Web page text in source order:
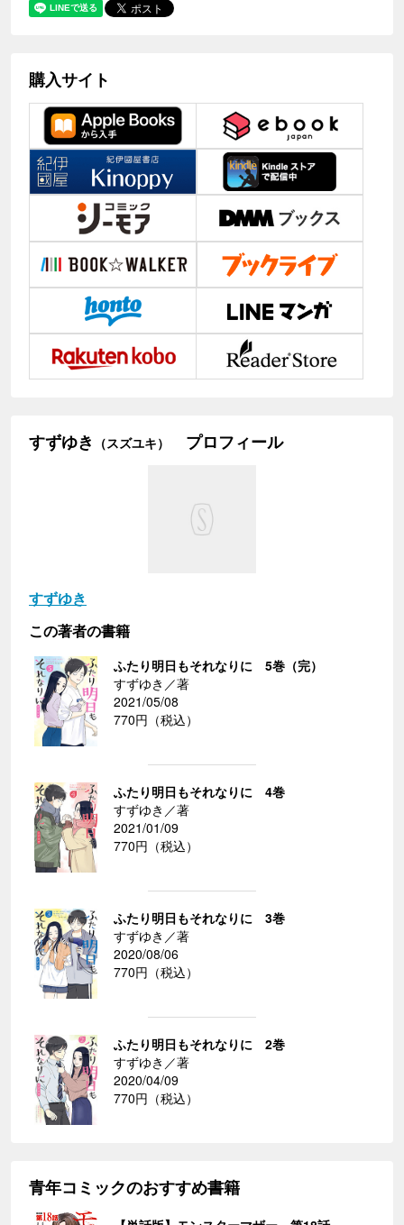
購入サイト
すずゆき （スズユキ） プロフィール
すずゆき
この著者の書籍
ふたり明日もそれなりに 5巻（完）
すずゆき／著
2021/05/08
770円（税込）
ふたり明日もそれなりに 4巻
すずゆき／著
2021/01/09
770円（税込）
ふたり明日もそれなりに 3巻
すずゆき／著
2020/08/06
770円（税込）
ふたり明日もそれなりに 2巻
すずゆき／著
2020/04/09
770円（税込）
青年コミックのおすすめ書籍